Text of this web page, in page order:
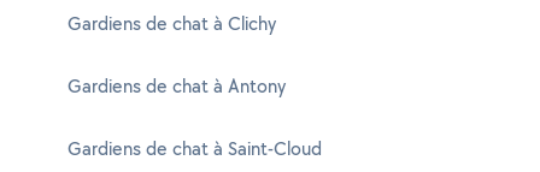
Gardiens de chat à Clichy
Gardiens de chat à Antony
Gardiens de chat à Saint-Cloud